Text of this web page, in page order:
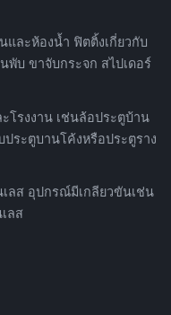
ละห้องน้ำ ฟิตติ้งเกี่ยวกับ
บ ขาจับกระจก สไปเดอร์
โรงงาน เช่นล้อประตูบ้าน
ระตูบานโค้งหรือประตูราง
เลส อุปกรณ์มีเกลียวขันเช่น
ลส